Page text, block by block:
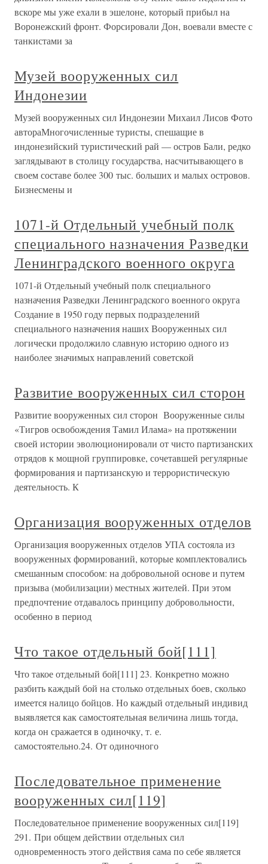
вскоре мы уже ехали в эшелоне, который прибыл на
Воронежский фронт. Форсировали Дон, воевали вместе с
танкистами за
Музей вооруженных сил
Индонезии
Музей вооруженных сил Индонезии Михаил Лисов Фото
автораМногочисленные туристы, спешащие в
индонезийский туристический рай — остров Бали, редко
заглядывают в столицу государства, насчитывающего в
своем составе более 300 тыс. больших и малых островов.
Бизнесмены и
1071-й Отдельный учебный полк
специального назначения Разведки
Ленинградского военного округа
1071-й Отдельный учебный полк специального
назначения Разведки Ленинградского военного округа
Создание в 1950 году первых подразделений
специального назначения наших Вооруженных сил
логически продолжило славную историю одного из
наиболее значимых направлений советской
Развитие вооруженных сил сторон
Развитие вооруженных сил сторон Вооруженные силы
«Тигров освобождения Тамил Илама» на протяжении
своей истории эволюционировали от чисто партизанских
отрядов к мощной группировке, сочетавшей регулярные
формирования и партизанскую и террористическую
деятельность. К
Организация вооруженных отделов
Организация вооруженных отделов УПА состояла из
вооруженных формирований, которые комплектовались
смешанным способом: на добровольной основе и путем
призыва (мобилизации) местных жителей. При этом
предпочтение отдавалось принципу добровольности,
особенно в период
Что такое отдельный бой[111]
Что такое отдельный бой[111] 23. Конкретно можно
разбить каждый бой на столько отдельных боев, сколько
имеется налицо бойцов. Но каждый отдельный индивид
выявляется как самостоятельная величина лишь тогда,
когда он сражается в одиночку, т. е.
самостоятельно.24. От одиночного
Последовательное применение
вооруженных сил[119]
Последовательное применение вооруженных сил[119]
291. При общем действии отдельных сил
одновременность этого действия сама по себе является